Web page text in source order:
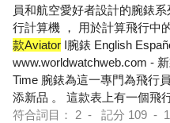
員和航空愛好者設計的腕錶
行計算機 ， 用於計算飛行中
款Aviator I腕錶 English
www.worldwatchweb.com -
Time 腕錶為這一專門為飛行
添新品 。 這款表上有一個飛
符合詞目： 2 - 記分 109 -